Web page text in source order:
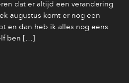
dat er altijd een verandering
augustus komt er nog een
en dan heb ik alles nog eens
ben […]